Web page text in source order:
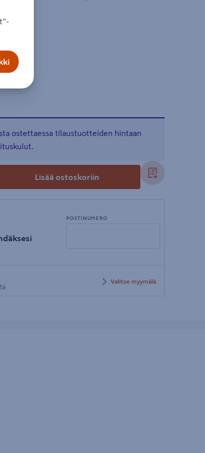
ostettaessa tilaustuotteiden hintaan
Lisää ostoskoriin
POSTINUMERO
postinumero
Valitse myymälä